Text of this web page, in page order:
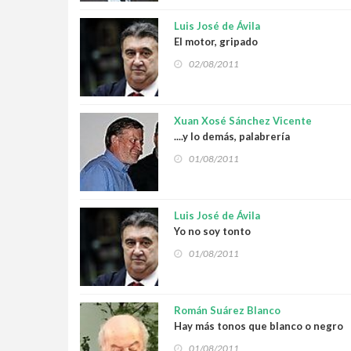
Luis José de Ávila
El motor, gripado
02/08/2011
Xuan Xosé Sánchez Vicente
....y lo demás, palabrería
01/08/2011
Luis José de Ávila
Yo no soy tonto
01/08/2011
Román Suárez Blanco
Hay más tonos que blanco o negro
01/08/2011